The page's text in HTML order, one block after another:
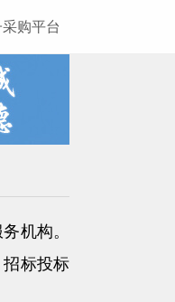
购平台
机构。
标投标